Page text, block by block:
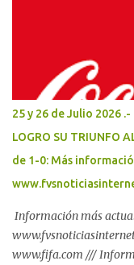
para acercar
educación a las
por la Presidenta
el Gobierno del
continúa traduciéndose
causas de las
biene...
25 y 26 de Julio 2026 .-
LOGRO SU TRIUNFO
de 1-0: Más
Información más
www.fifa.com ///